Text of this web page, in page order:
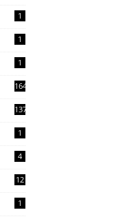
1
1
1
1644
137
1
4
12
1